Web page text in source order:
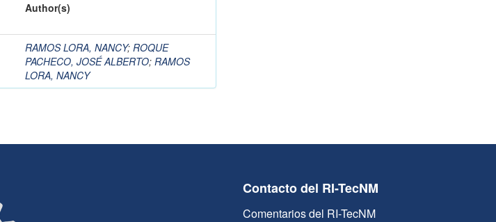
Author(s)
RAMOS LORA, NANCY; ROQUE
PACHECO, JOSÉ ALBERTO; RAMOS
LORA, NANCY
Contacto del RI-TecNM
Comentarios del RI-TecNM